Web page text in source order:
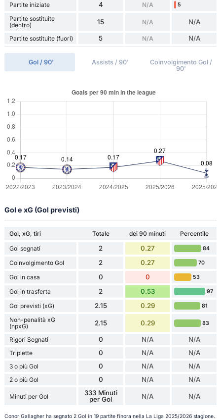
Partite iniziate 4 N/A 5
Partite sostituite
(dentro)
15 N/A N/A
Partite sostituite (fuori) 5 N/A N/A
Gol / 90' Assists / 90'
Coinvolgimento Gol /
90'
Gol e xG (Gol previsti)
Gol, xG, tiri Totale dei 90 minuti
Percentile
Gol segnati
2 0.27 84
Coinvolgimento Gol 2 0.27 70
Gol in casa 0 0 53
Gol in trasferta 2 0.53 97
Gol previsti (xG) 2.15 0.29 81
Non-penalità xG
(npxG)
2.15 0.29 83
Rigori Segnati 0 N/A N/A
Triplette 0 N/A N/A
3 o più Gol 0 N/A N/A
2 o più Gol 0 N/A N/A
Minuti per Gol
333 Minuti
per Gol
N/A N/A
Conor Gallagher ha segnato 2 Gol in 19 partite finora nella La Liga 2025/2026 stagione.